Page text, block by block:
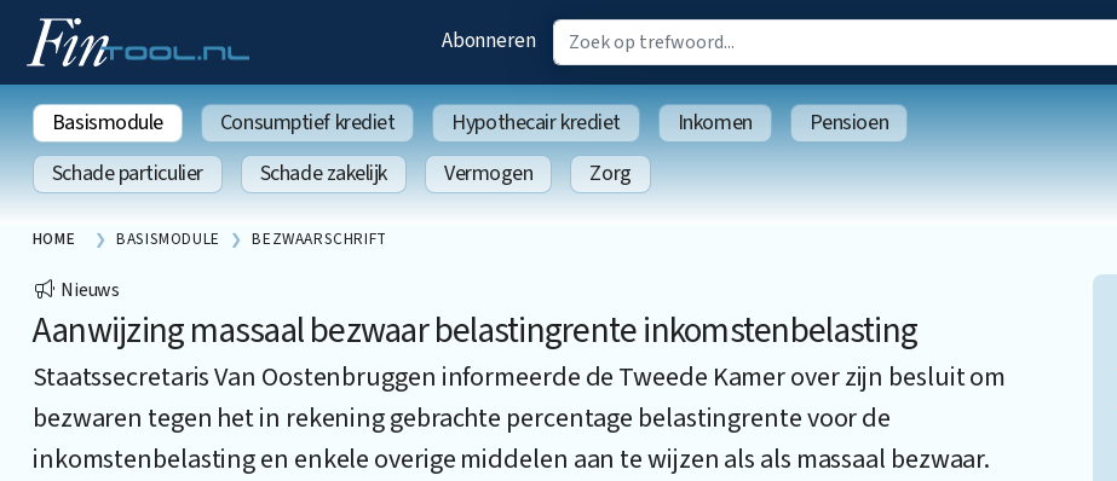
Abonneren
Basismodule Consumptief krediet Hypothecair krediet Inkomen
Pensioen
Schade particulier
Schade zakelijk Vermogen Zorg
HOME BASISMODULE BEZWAARSCHRIFT
Nieuws
Aanwijzing massaal bezwaar belastingrente inkomstenbelasting
Staatssecretaris Van Oostenbruggen informeerde de Tweede Kamer over zijn besluit om
bezwaren tegen het in rekening gebrachte percentage belastingrente voor de
inkomstenbelasting en enkele overige middelen aan te wijzen als als massaal bezwaar.